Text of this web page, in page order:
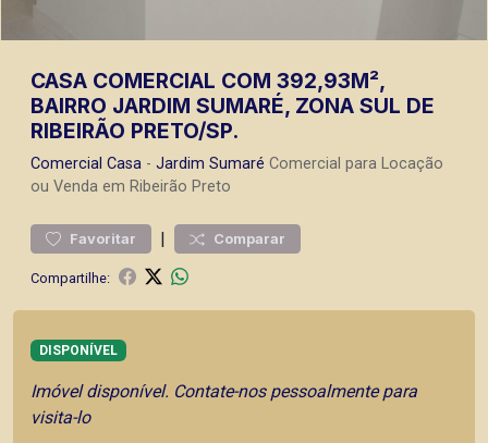
CASA COMERCIAL COM 392,93M²,
BAIRRO JARDIM SUMARÉ, ZONA SUL DE
RIBEIRÃO PRETO/SP.
Comercial Casa - Jardim Sumaré Comercial para Locação
ou Venda em Ribeirão Preto
Favoritar | Comparar
Compartilhe:
DISPONÍVEL
Imóvel disponível. Contate-nos pessoalmente para
visita-lo